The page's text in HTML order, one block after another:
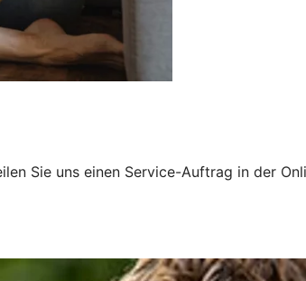
Sie uns einen Service-Auftrag in der